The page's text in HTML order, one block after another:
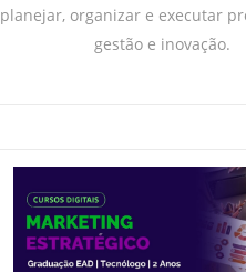
planejar, organizar e executar
gestão e inovação.